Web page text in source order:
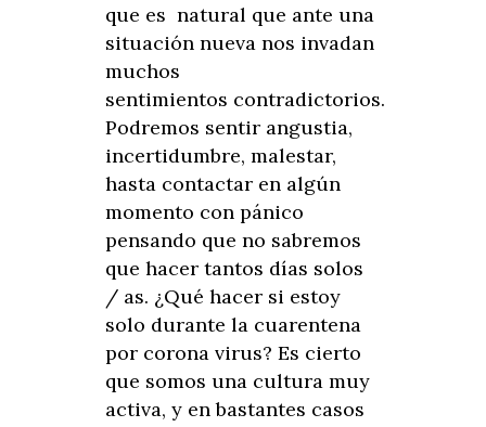
que es natural que ante una
situación nueva nos invadan
muchos
sentimientos contradictorios.
Podremos sentir angustia,
incertidumbre, malestar,
hasta contactar en algún
momento con pánico
pensando que no sabremos
que hacer tantos días solos
/ as. ¿Qué hacer si estoy
solo durante la cuarentena
por corona virus? Es cierto
que somos una cultura muy
activa, y en bastantes casos